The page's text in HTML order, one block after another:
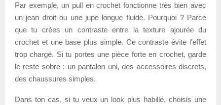
Par exemple, un pull en crochet fonctionne très bien avec
un jean droit ou une jupe longue fluide. Pourquoi ? Parce
que tu crées un contraste entre la texture ajourée du
crochet et une base plus simple. Ce contraste évite l’effet
trop chargé. Si tu portes une pièce forte en crochet, garde
le reste sobre : un pantalon uni, des accessoires discrets,
des chaussures simples.
Dans ton cas, si tu veux un look plus habillé, choisis une